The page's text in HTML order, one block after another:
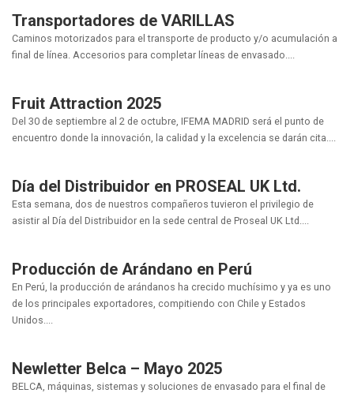
Transportadores de VARILLAS
Caminos motorizados para el transporte de producto y/o acumulación a
final de línea. Accesorios para completar líneas de envasado....
Fruit Attraction 2025
Del 30 de septiembre al 2 de octubre, IFEMA MADRID será el punto de
encuentro donde la innovación, la calidad y la excelencia se darán cita....
Día del Distribuidor en PROSEAL UK Ltd.
Esta semana, dos de nuestros compañeros tuvieron el privilegio de
asistir al Día del Distribuidor en la sede central de Proseal UK Ltd....
Producción de Arándano en Perú
En Perú, la producción de arándanos ha crecido muchísimo y ya es uno
de los principales exportadores, compitiendo con Chile y Estados
Unidos....
Newletter Belca – Mayo 2025
BELCA, máquinas, sistemas y soluciones de envasado para el final de